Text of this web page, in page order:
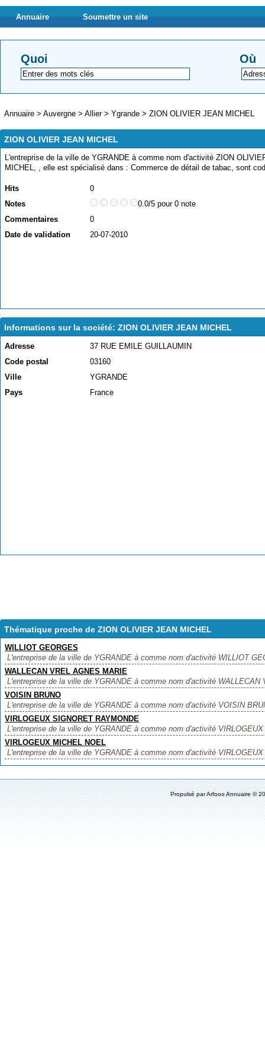
Annuaire Soumettre un site
Quoi Où
Annuaire > Auvergne > Allier> Ygrande > ZION OLIVIER JEAN MICHEL
ZION OLIVIER JEAN MICHEL
L'entreprise de la ville de YGRANDE à comme nom d'activité ZION
MICHEL, , elle est spécialisé dans : Commerce de détail de tabac, sont
Hits
0
Notes
0.0/5 pour 0 note
Commentaires
0
Date de validation
20-07-2010
Informations sur la société: ZION OLIVIER JEAN MICHEL
Adresse
37 RUE EMILE GUILLAUMIN
Code postal
03160
Ville
YGRANDE
Pays
France
Thématique proche de ZION OLIVIER JEAN MICHEL
WILLIOT GEORGES
L'entreprise de la ville de YGRANDE à comme nom d'activité WILLIOT
WALLECAN VREL AGNES MARIE
L'entreprise de la ville de YGRANDE à comme nom d'activité
VOISIN BRUNO
L'entreprise de la ville de YGRANDE à comme nom d'activité VOISIN
VIRLOGEUX SIGNORET RAYMONDE
L'entreprise de la ville de YGRANDE à comme nom d'activité
VIRLOGEUX MICHEL NOEL
L'entreprise de la ville de YGRANDE à comme nom d'activité
Propulsé parArfooo Annuaire ©